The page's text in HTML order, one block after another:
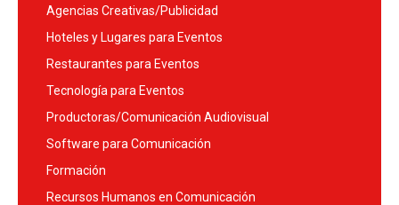
Agencias Creativas/Publicidad
Hoteles y Lugares para Eventos
Restaurantes para Eventos
Tecnología para Eventos
Productoras/Comunicación Audiovisual
Software para Comunicación
Formación
Recursos Humanos en Comunicación